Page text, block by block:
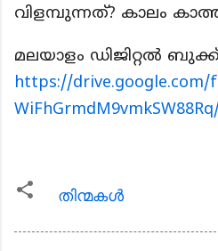
വിളമ്പുന്നത്? കാലം
മലയാളം ഡിജിറ്റൽ ബുക്ക്-
https://drive.google.com/
തിന്മകള്‍